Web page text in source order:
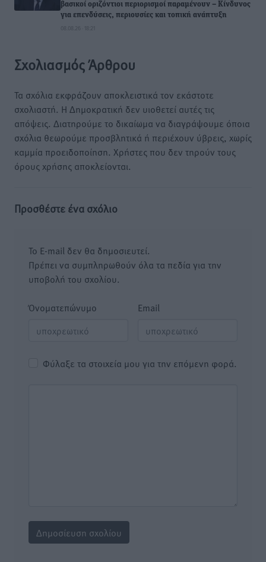
βασικοί οριζόντιοι περιορισμοί παραμένουν – Κίνδυνος
για επενδύσεις, περιουσίες και τοπική ανάπτυξη
08.08.26 · 18:21
Σχολιασμός Άρθρου
Τα σχόλια εκφράζουν αποκλειστικά τον εκάστοτε
σχολιαστή. Η Δημοκρατική δεν υιοθετεί αυτές τις
απόψεις. Διατηρούμε το δικαίωμα να διαγράψουμε όποια
σχόλια θεωρούμε προσβλητικά ή περιέχουν ύβρεις, χωρίς
καμμία προειδοποίηση. Χρήστες που δεν τηρούν τους
όρους χρήσης αποκλείονται.
Προσθέστε ένα σχόλιο
Το E-mail δεν θα δημοσιευτεί.
Πρέπει να συμπληρωθούν όλα τα πεδία για την
υποβολή του σχολίου.
Όνοματεπώνυμο Email
Φύλαξε τα στοιχεία μου για την επόμενη φορά.